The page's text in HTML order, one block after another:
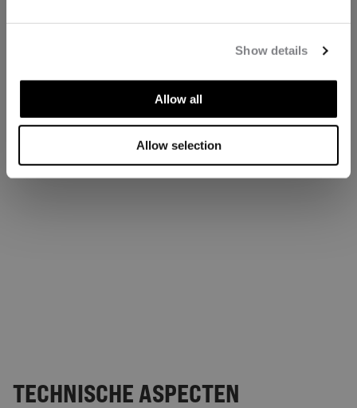
Show details
Allow all
Allow selection
TECHNISCHE ASPECTEN